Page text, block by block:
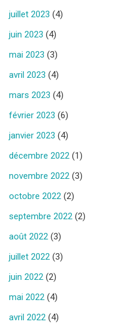
juillet 2023 (4)
juin 2023 (4)
mai 2023 (3)
avril 2023 (4)
mars 2023 (4)
février 2023 (6)
janvier 2023 (4)
décembre 2022 (1)
novembre 2022 (3)
octobre 2022 (2)
septembre 2022 (2)
août 2022 (3)
juillet 2022 (3)
juin 2022 (2)
mai 2022 (4)
avril 2022 (4)